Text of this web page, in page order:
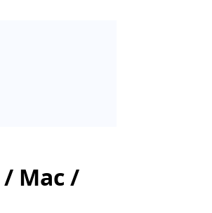
/ Mac /